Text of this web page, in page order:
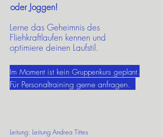
oder Joggen!
Lerne das Geheimnis des
Fliehkraftlaufen kennen und
optimiere deinen Laufstil.
Im Moment ist kein Gruppenkurs geplant.
Für Personaltraining gerne anfragen.
Leitung: Leitung Andrea Tittes